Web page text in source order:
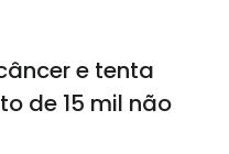
e tenta
de 15 mil não